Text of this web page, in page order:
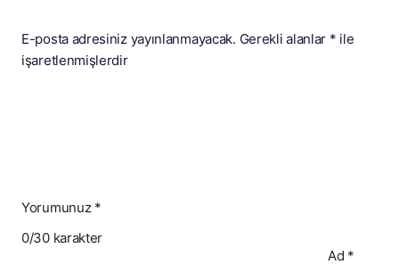
E-posta adresiniz yayınlanmayacak. Gerekli alanlar * ile
işaretlenmişlerdir
Yorumunuz*
0/30 karakter
Ad *